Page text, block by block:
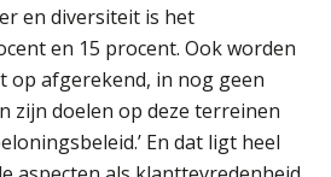
en diversiteit is het
en 15 procent. Ook worden
op afgerekend, in nog geen
zijn doelen op deze terreinen
En dat ligt heel
er in 2027?
Driver-based models: de essentiële
bouwstenen voor elk finance team